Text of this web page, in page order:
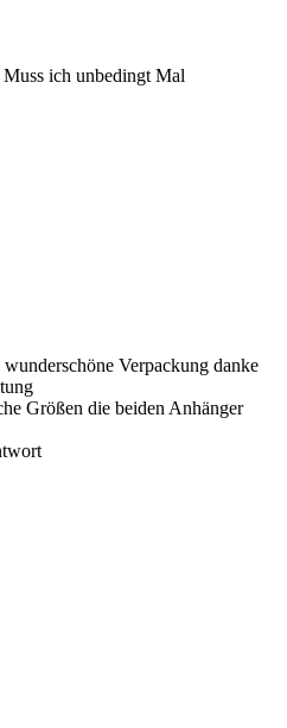
ich unbedingt Mal
Verpackung danke
Größen die beiden Anhänger